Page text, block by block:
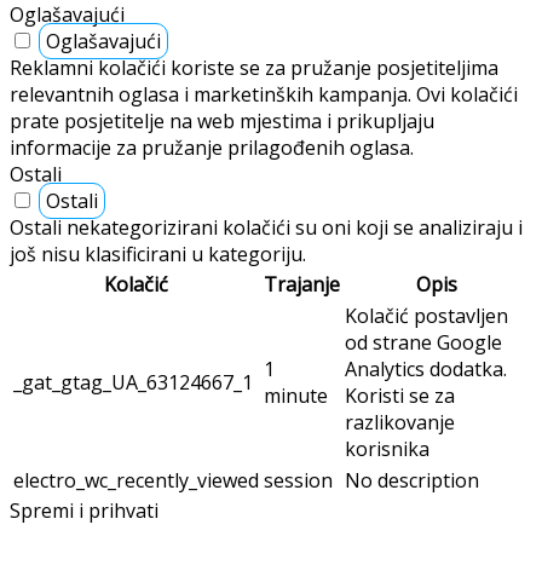
Oglašavajući
Oglašavajući
Reklamni kolačići koriste se za pružanje posjetiteljima
relevantnih oglasa i marketinških kampanja. Ovi kolačići
prate posjetitelje na web mjestima i prikupljaju
informacije za pružanje prilagođenih oglasa.
Ostali
Ostali
Ostali nekategorizirani kolačići su oni koji se analiziraju i
još nisu klasificirani u kategoriju.
Kolačić
Trajanje Opis
_gat_gtag_UA_63124667_1
1
minute
Kolačić postavljen
od strane Google
Analytics dodatka.
Koristi se za
razlikovanje
korisnika
electro_wc_recently_viewed session No description
Spremi i prihvati